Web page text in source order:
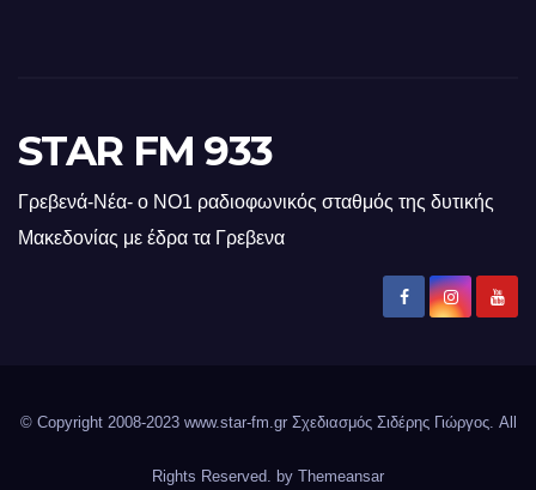
STAR FM 933
Γρεβενά-Νέα- ο ΝΟ1 ραδιοφωνικός σταθμός της δυτικής
Μακεδονίας με έδρα τα Γρεβενα
© Copyright 2008-2023 www.star-fm.gr Σχεδιασμός Σιδέρης Γιώργος. All
Rights Reserved. by Themeansar